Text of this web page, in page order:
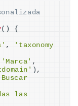
()
{
,
'taxonomy
'Marca'
) ,
las